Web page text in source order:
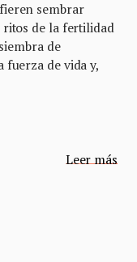
sembrar
ritos de la fertilidad
de
fuerza de vida y,
Leer más